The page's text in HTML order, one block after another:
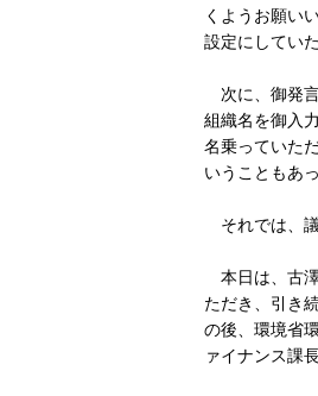
くようお願い
設定にしてい
次に、御発
組織名を御入
名乗っていた
いうこともあ
それでは、議
本日は、古
ただき、引き
の後、環境省
ァイナンス課